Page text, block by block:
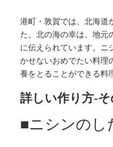
港町・敦賀では、北海道
た。北の海の幸は、地元
に伝えられています。ニ
かせないおめでたい料理
養をとることができる料
詳しい作り方-そ
■ニシンのし